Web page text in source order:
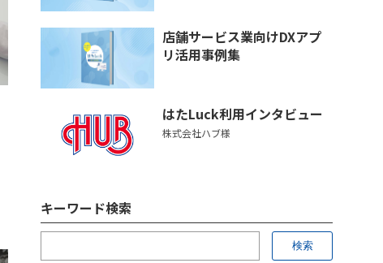
店舗サービス業向けDXアプ
リ活用事例集
はたLuck利用インタビュー
株式会社ハブ様
キーワード検索